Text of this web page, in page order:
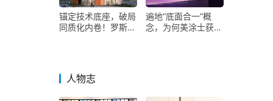
锚定技术底座，破局
同质化内卷！罗斯夫
遍地“底面合一”概
念，为何美涂士获得
人物志